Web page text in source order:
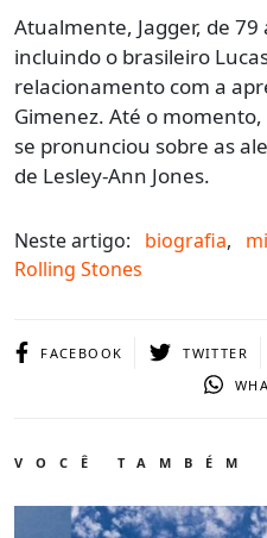
Atualmente, Jagger, de
incluindo o brasileiro
relacionamento com a
Gimenez. Até o
se pronunciou sobre as
de Lesley-Ann Jones.
Neste artigo: biografia,
Rolling Stones
FACEBOOK TWITTER
VOCÊ TAMBÉM